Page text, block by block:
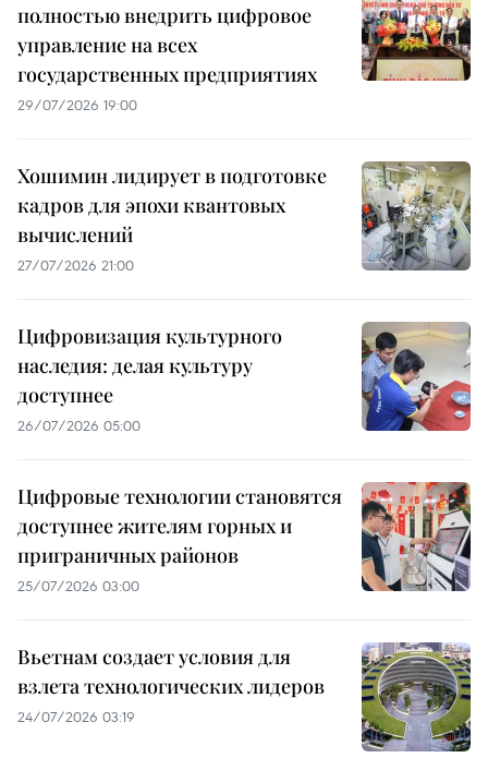
полностью внедрить цифровое
управление на всех
государственных предприятиях
29/07/2026 19:00
Хошимин лидирует в подготовке
кадров для эпохи квантовых
вычислений
27/07/2026 21:00
Цифровизация культурного
наследия: делая культуру
доступнее
26/07/2026 05:00
Цифровые технологии становятся
доступнее жителям горных и
приграничных районов
25/07/2026 03:00
Вьетнам создает условия для
взлета технологических лидеров
24/07/2026 03:19